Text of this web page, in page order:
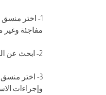
1- اختر
مفاجئة
2- ابحث عن المنسق الذي يوفر لك خيارات مستدامة وحلول سفر صديقة للبيئة.
3- اختر
وإجراءات